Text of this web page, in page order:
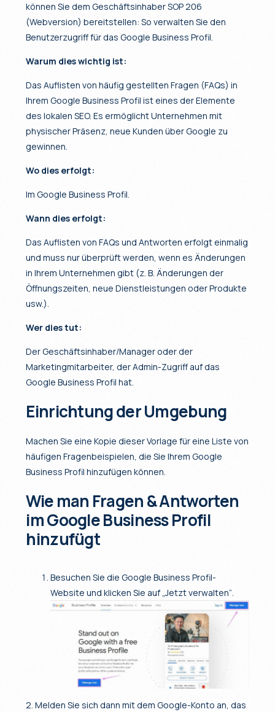
können Sie dem Geschäftsinhaber SOP 206
(Webversion) bereitstellen: So verwalten Sie den
Benutzerzugriff für das Google Business Profil.
Warum dies wichtig ist:
Das Auflisten von häufig gestellten Fragen (FAQs) in
Ihrem Google Business Profil ist eines der Elemente
des lokalen SEO. Es ermöglicht Unternehmen mit
physischer Präsenz, neue Kunden über Google zu
gewinnen.
Wo dies erfolgt:
Im Google Business Profil.
Wann dies erfolgt:
Das Auflisten von FAQs und Antworten erfolgt einmalig
und muss nur überprüft werden, wenn es Änderungen
in Ihrem Unternehmen gibt (z. B. Änderungen der
Öffnungszeiten, neue Dienstleistungen oder Produkte
usw.).
Wer dies tut:
Der Geschäftsinhaber/Manager oder der
Marketingmitarbeiter, der Admin-Zugriff auf das
Google Business Profil hat.
Einrichtung der Umgebung
Machen Sie eine Kopie dieser Vorlage für eine Liste von
häufigen Fragenbeispielen, die Sie Ihrem Google
Business Profil hinzufügen können.
Wie man Fragen & Antworten
im Google Business Profil
hinzufügt
Besuchen Sie die Google Business Profil-
Website und klicken Sie auf „Jetzt verwalten“.
2. Melden Sie sich dann mit dem Google-Konto an, das